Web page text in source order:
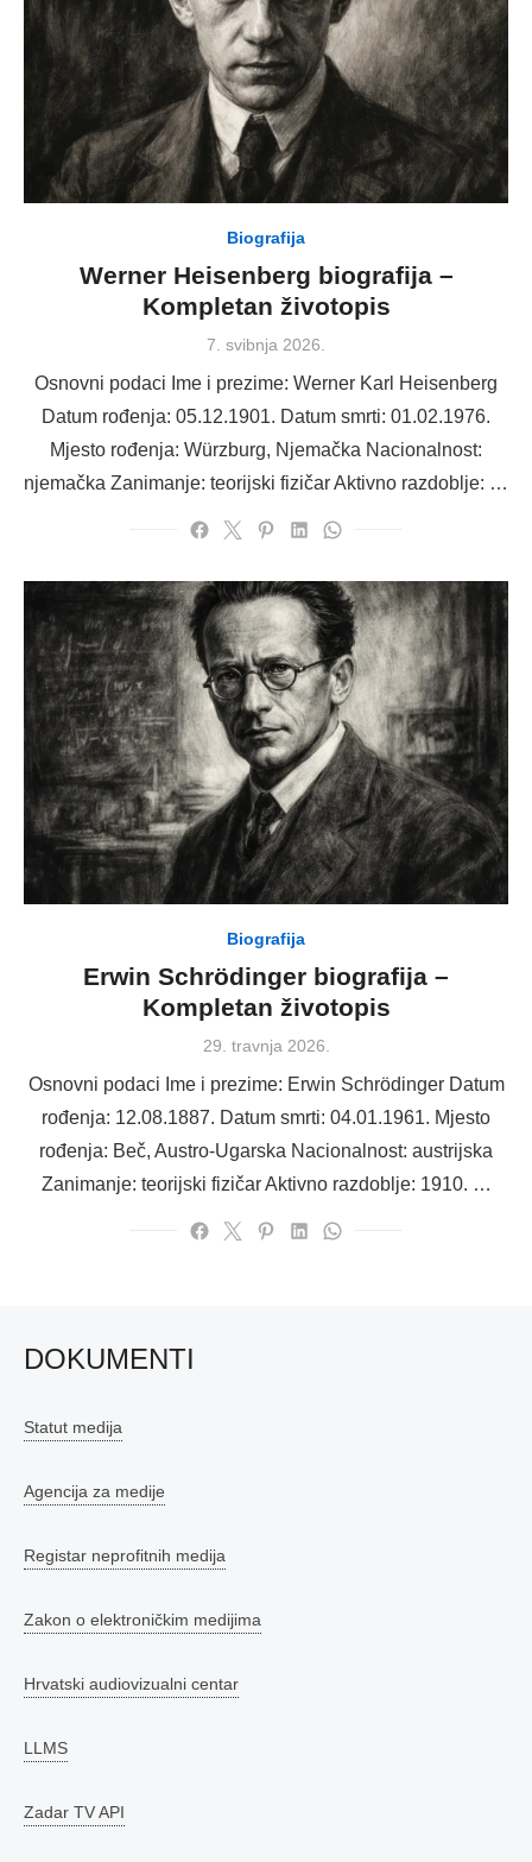
Biografija
Werner Heisenberg biografija –
Kompletan životopis
Posted
7. svibnja 2026.
Osnovni podaci Ime i prezime: Werner Karl Heisenberg
Datum rođenja: 05.12.1901. Datum smrti: 01.02.1976.
Mjesto rođenja: Würzburg, Njemačka Nacionalnost:
njemačka Zanimanje: teorijski fizičar Aktivno razdoblje: …
Biografija
Erwin Schrödinger biografija –
Kompletan životopis
Posted
29. travnja 2026.
Osnovni podaci Ime i prezime: Erwin Schrödinger Datum
rođenja: 12.08.1887. Datum smrti: 04.01.1961. Mjesto
rođenja: Beč, Austro-Ugarska Nacionalnost: austrijska
Zanimanje: teorijski fizičar Aktivno razdoblje: 1910. …
DOKUMENTI
Statut medija
Agencija za medije
Registar neprofitnih medija
Zakon o elektroničkim medijima
Hrvatski audiovizualni centar
LLMS
Zadar TV API